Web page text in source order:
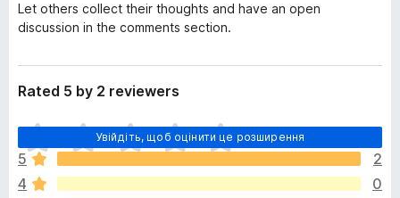
Let others collect their thoughts and have an open
discussion in the comments section.
Rated 5 by 2 reviewers
Увійдіть, щоб оцінити це розширення
Щ
е
н
е
5
2
4
0